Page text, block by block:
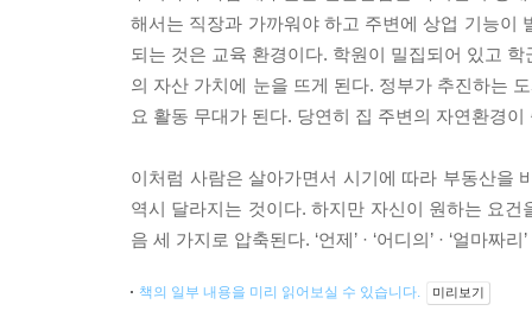
해서는 직장과 가까워야 하고 주변에 상업 기능이
되는 것은 교육 환경이다. 학원이 밀집되어 있고
의 자산 가치에 눈을 뜨게 된다. 정부가 추진하는
요 활동 무대가 된다. 당연히 집 주변의 자연환경이
이처럼 사람은 살아가면서 시기에 따라 부동산을
역시 달라지는 것이다. 하지만 자신이 원하는 요
음 세 가지로 압축된다. ‘언제’ · ‘어디의’ · ‘얼마짜
책의 일부 내용을 미리 읽어보실 수 있습니다. 미리보기